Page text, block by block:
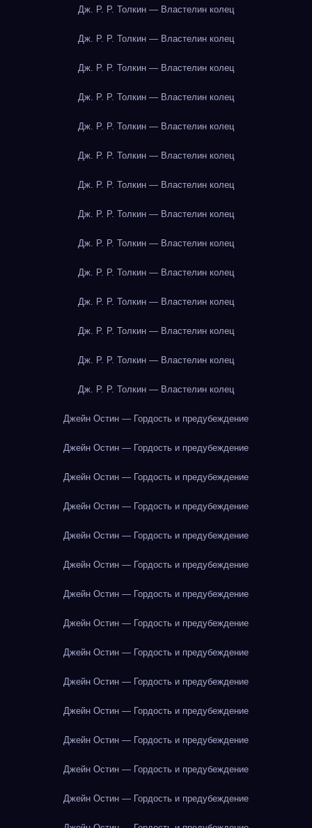
Дж. Р. Р. Толкин — Властелин колец
Дж. Р. Р. Толкин — Властелин колец
Дж. Р. Р. Толкин — Властелин колец
Дж. Р. Р. Толкин — Властелин колец
Дж. Р. Р. Толкин — Властелин колец
Дж. Р. Р. Толкин — Властелин колец
Дж. Р. Р. Толкин — Властелин колец
Дж. Р. Р. Толкин — Властелин колец
Дж. Р. Р. Толкин — Властелин колец
Дж. Р. Р. Толкин — Властелин колец
Дж. Р. Р. Толкин — Властелин колец
Дж. Р. Р. Толкин — Властелин колец
Дж. Р. Р. Толкин — Властелин колец
Дж. Р. Р. Толкин — Властелин колец
Джейн Остин — Гордость и предубеждение
Джейн Остин — Гордость и предубеждение
Джейн Остин — Гордость и предубеждение
Джейн Остин — Гордость и предубеждение
Джейн Остин — Гордость и предубеждение
Джейн Остин — Гордость и предубеждение
Джейн Остин — Гордость и предубеждение
Джейн Остин — Гордость и предубеждение
Джейн Остин — Гордость и предубеждение
Джейн Остин — Гордость и предубеждение
Джейн Остин — Гордость и предубеждение
Джейн Остин — Гордость и предубеждение
Джейн Остин — Гордость и предубеждение
Джейн Остин — Гордость и предубеждение